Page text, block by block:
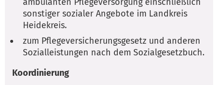
sonstiger sozialer Angebote im Landkreis
Heidekreis.
zum Pflegeversicherungsgesetz und anderen
Sozialleistungen nach dem Sozialgesetzbuch.
Koordinierung